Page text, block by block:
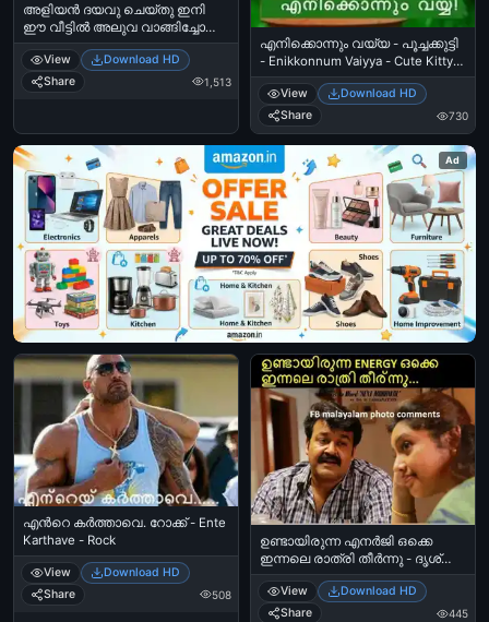
അളിയന്‍ ദയവു ചെയ്തു ഇനി
ഈ വീട്ടില്‍ അലുവ വാങ്ങിച്ചോണ്ട്
വരരുത് - മോഹന്‍ലാല്‍ മിഥുനം -
Aliyan dhayavu cheythu ini ee
veettil aluva vaangichond vararuth
- Mohanlal in Midhunam
View
Download HD
Share
1,513
എനിക്കൊന്നും വയ്യ - പൂച്ചക്കുട്ടി
- Enikkonnum Vaiyya - Cute Kitty
Cat Closing Eyes
View
Download HD
Share
730
Ad
എന്‍റെ കര്‍ത്താവെ. റോക്ക് - Ente
Karthave - Rock
View
Download HD
Share
508
ഉണ്ടായിരുന്ന എനര്‍ജി ഒക്കെ
ഇന്നലെ രാത്രി തീര്‍ന്നു - ദൃശ്യം
- മോഹന്‍ലാല്‍ - Undaayirunna
Energy Okke Innale Raathri
Theernnu - Mohanlal in Dhrishyam
View
Download HD
Share
445